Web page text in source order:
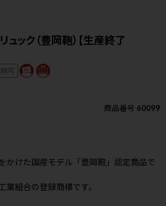
ック（豊岡鞄）【生産終了
可
商品番号 60099
かけた国産モデル「豊岡鞄」認定商品で
業組合の登録商標です。